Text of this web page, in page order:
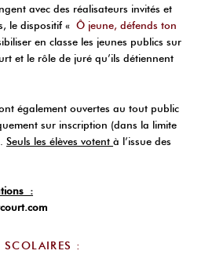
avec des réalisateurs invités et
le dispositif «Ô jeune, défends ton
en classe les jeunes publics sur
et le rôle de juré qu’ils détiennent
également ouvertes au tout public
sur inscription (dans la limite
Seuls les élèves votentà l’issue des
:
SCOLAIRES :